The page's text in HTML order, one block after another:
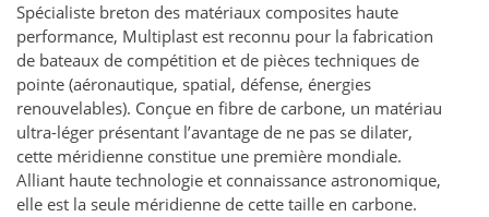
Spécialiste breton des matériaux composites haute
performance, Multiplast est reconnu pour la fabrication
de bateaux de compétition et de pièces techniques de
pointe (aéronautique, spatial, défense, énergies
renouvelables). Conçue en fibre de carbone, un matériau
ultra-léger présentant l’avantage de ne pas se dilater,
cette méridienne constitue une première mondiale.
Alliant haute technologie et connaissance astronomique,
elle est la seule méridienne de cette taille en carbone.